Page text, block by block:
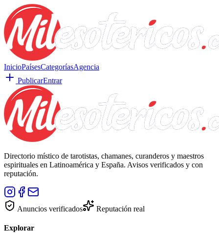
InicioPaísesCategoríasAgencia
PublicarEntrar
Directorio místico de tarotistas, chamanes, curanderos y maestros
espirituales en Latinoamérica y España. Avisos verificados y con
reputación.
Anuncios verificados Reputación real
Explorar